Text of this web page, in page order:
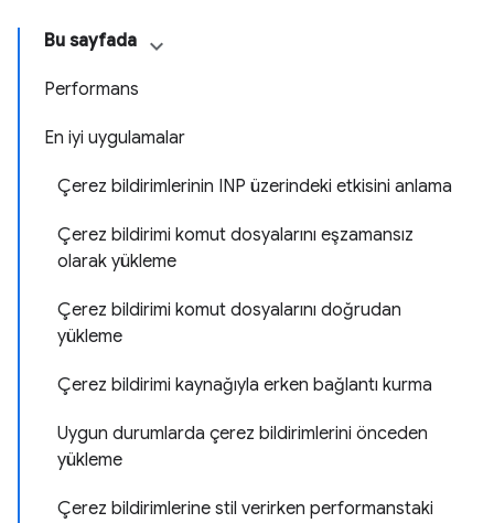
Bu sayfada
Performans
En iyi uygulamalar
Çerez bildirimlerinin INP üzerindeki etkisini anlama
Çerez bildirimi komut dosyalarını eşzamansız
olarak yükleme
Çerez bildirimi komut dosyalarını doğrudan
yükleme
Çerez bildirimi kaynağıyla erken bağlantı kurma
Uygun durumlarda çerez bildirimlerini önceden
yükleme
Çerez bildirimlerine stil verirken performanstaki